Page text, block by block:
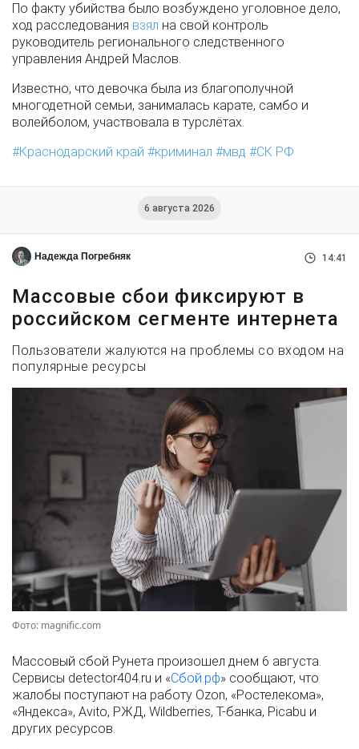
По факту убийства было возбуждено уголовное дело,
ход расследования взял на свой контроль
руководитель регионального следственного
управления Андрей Маслов.
Известно, что девочка была из благополучной
многодетной семьи, занималась карате, самбо и
волейболом, участвовала в турслëтах.
Краснодарский край
криминал мвд СК РФ
6 августа 2026
Надежда Погребняк 14:41
Массовые сбои фиксируют в
российском сегменте интернета
Пользователи жалуются на проблемы со входом на
популярные ресурсы
Фото: magnific.com
Массовый сбой Рунета произошел днем 6 августа.
Сервисы detector404.ru и «Сбой.рф» сообщают, что
жалобы поступают на работу Ozon, «Ростелекома»,
«Яндекса», Avito, РЖД, Wildberries, Т-банка, Picabu и
других ресурсов.